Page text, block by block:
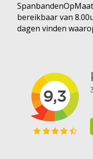
bereikbaar van
dagen vinden